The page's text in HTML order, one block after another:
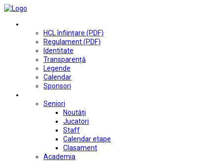
HCL înființare (PDF)
Regulament (PDF)
Identitate
Transparență
Legende
Calendar
Sponsori
Seniori
Noutăți
Jucatori
Staff
Calendar etape
Clasament
Academia